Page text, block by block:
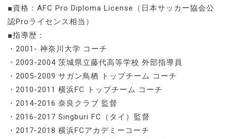
■資格：AFC Pro Diploma License（日本サッカー協会公
認Proライセンス相当）
■指導歴：
・2001- 神奈川大学 コーチ
・2003-2004 茨城県立藤代高等学校 外部指導員
・2005-2009 サガン鳥栖 トップチーム コーチ
・2010-2011 横浜FC トップチーム コーチ
・2014-2016 奈良クラブ 監督
・2016-2017 Singburi FC（タイ）監督
・2017-2018 横浜FCアカデミーコーチ